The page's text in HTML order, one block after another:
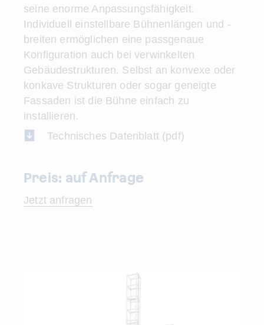
seine enorme Anpassungsfähigkeit.
Individuell einstellbare Bühnenlängen und -
breiten ermöglichen eine passgenaue
Konfiguration auch bei verwinkelten
Gebäudestrukturen. Selbst an konvexe oder
konkave Strukturen oder sogar geneigte
Fassaden ist die Bühne einfach zu
installieren.
Technisches Datenblatt (pdf)
Preis: auf Anfrage
Jetzt anfragen